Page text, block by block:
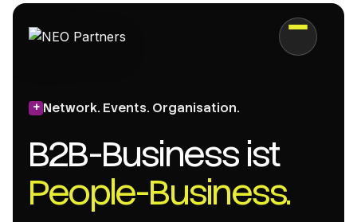
Network. Events. Organisation.
B2B-Business ist
People-Business.